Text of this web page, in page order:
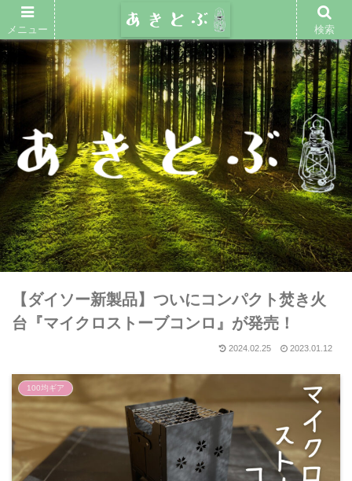
【ダイソー新製品】ついにコンパクト焚き火
台『マイクロストーブコンロ』が発売！
2024.02.25 2023.01.12
100均ギア
メニュー 検索